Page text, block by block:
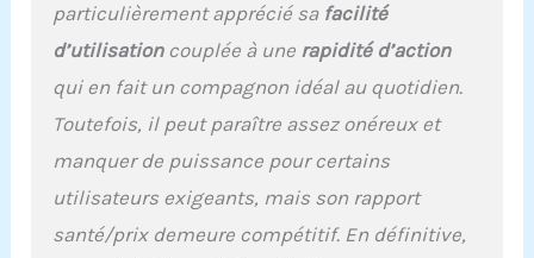
particulièrement apprécié sa facilité
d’utilisationcouplée à une rapidité d’action
qui en fait un compagnon idéal au quotidien.
Toutefois, il peut paraître assez onéreux et
manquer de puissance pour certains
utilisateurs exigeants, mais son rapport
santé/prix demeure compétitif. En définitive,